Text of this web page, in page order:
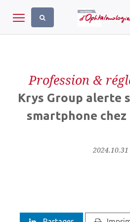
Toggle navigation
Profession &
Krys Group alerte
smartphone
2024.10.31
Panneau de gestion des cookies